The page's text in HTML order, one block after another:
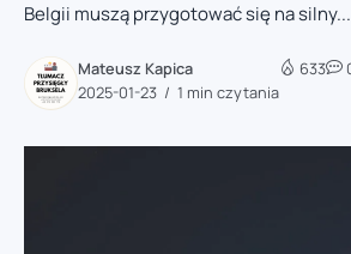
Belgii muszą przygotować się na silny...
Mateusz Kapica
2025-01-23
1 min czytania
633